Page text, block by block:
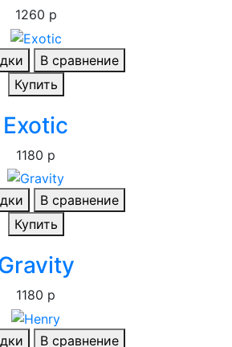
1260 р
В сравнение
Купить
Exotic
1180 р
В сравнение
Купить
1180 р
В сравнение